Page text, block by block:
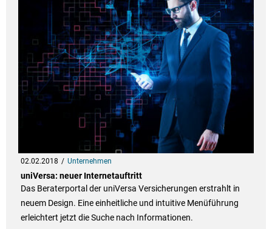
02.02.2018 Unternehmen
uniVersa: neuer Internetauftritt
Das Beraterportal der uniVersa Versicherungen erstrahlt in
neuem Design. Eine einheitliche und intuitive Menüführung
erleichtert jetzt die Suche nach Informationen.